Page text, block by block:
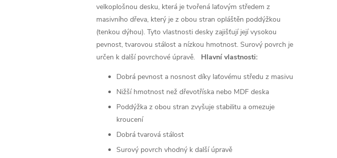
velkoplošnou desku, která je tvořená laťovým středem z
masivního dřeva, který je z obou stran opláštěn poddýžkou
(tenkou dýhou). Tyto vlastnosti desky zajišťují její vysokou
pevnost, tvarovou stálost a nízkou hmotnost. Surový povrch je
určen k další povrchové úpravě.
Hlavní vlastnosti:
Dobrá pevnost a nosnost díky laťovému středu z masivu
Nižší hmotnost než dřevotříska nebo MDF deska
Poddýžka z obou stran zvyšuje stabilitu a omezuje
kroucení
Dobrá tvarová stálost
Surový povrch vhodný k další úpravě